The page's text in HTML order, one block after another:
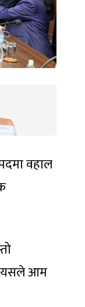
वहाल
। यसले आम